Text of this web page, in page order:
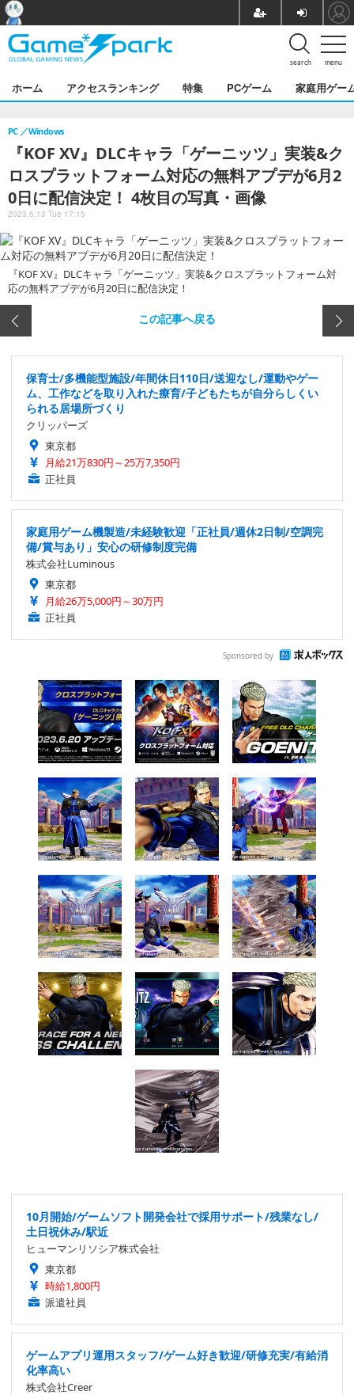
menu
search
ホーム アクセスランキング 特集 PCゲーム 家庭用ゲー
『KOF XV』DLCキャラ「ゲーニッツ」実装&ク
ロスプラットフォーム対応の無料アプデが6月2
0日に配信決定！ 4枚目の写真・画像
PC Windows
2023.6.13 Tue 17:15
『KOF XV』DLCキャラ「ゲーニッツ」実装&クロスプラットフォーム対
応の無料アプデが6月20日に配信決定！
この記事へ戻る
保育士/多機能型施設/年間休日110日/送迎なし/運動やゲー
ム、工作などを取り入れた療育/子どもたちが自分らしくい
られる居場所づくり
クリッパーズ
東京都
月給21万830円～25万7,350円
正社員
家庭用ゲーム機製造/未経験歓迎「正社員/週休2日制/空調完
備/賞与あり」安心の研修制度完備
株式会社Luminous
東京都
月給26万5,000円～30万円
正社員
Sponsored by
10月開始/ゲームソフト開発会社で採用サポート/残業なし/
土日祝休み/駅近
ヒューマンリソシア株式会社
東京都
時給1,800円
派遣社員
ゲームアプリ運用スタッフ/ゲーム好き歓迎/研修充実/有給消
化率高い
株式会社Creer